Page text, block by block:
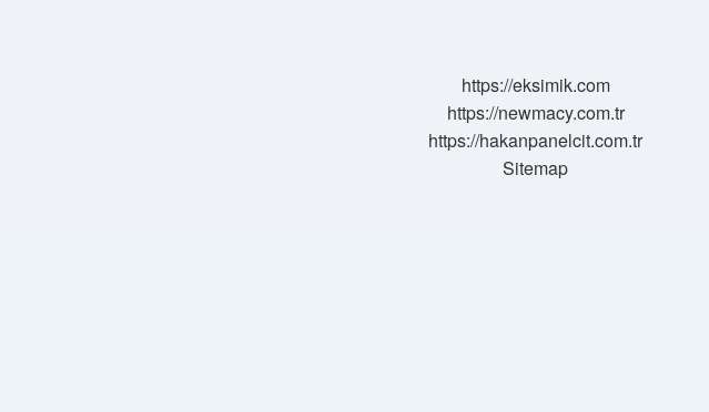
https://eksimik.com
https://newmacy.com.tr
https://hakanpanelcit.com.tr
Sitemap